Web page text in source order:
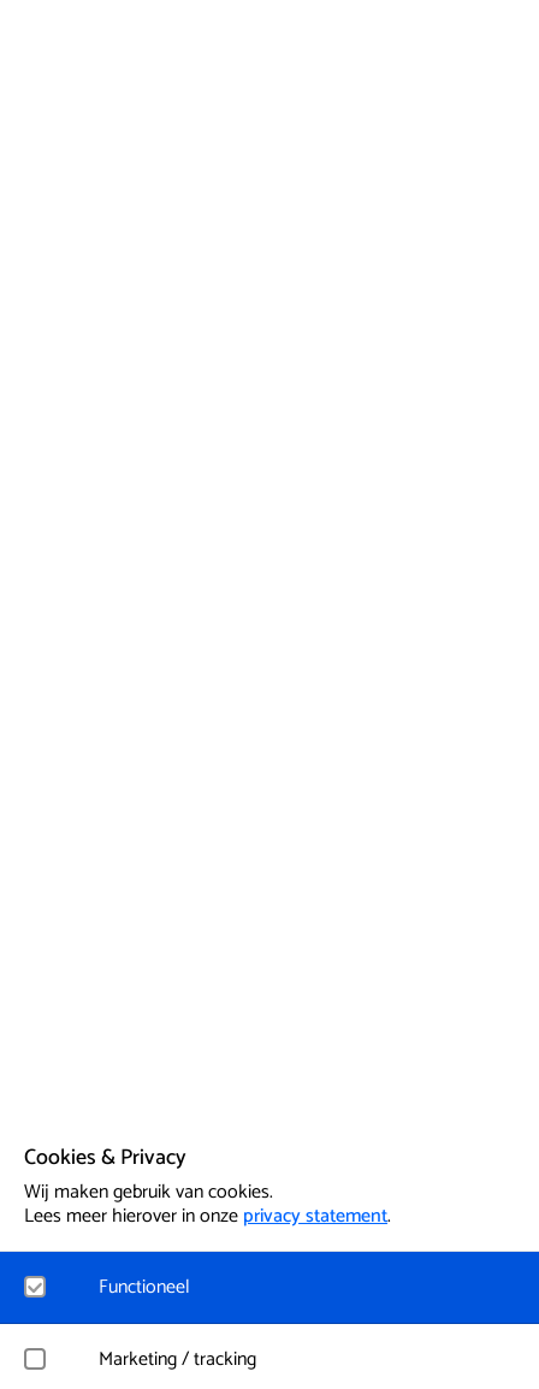
Cookies & Privacy
Wij maken gebruik van cookies.
Lees meer hierover in onzeprivacy statement.
Functioneel
NoodzakelijkMarketing / tracking